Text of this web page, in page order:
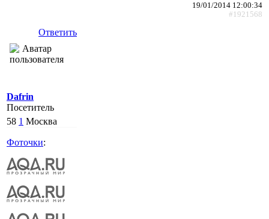
19/01/2014 12:00:34
#1921568
Ответить
Dafrin
Посетитель
58 1 Москва
Фоточки: